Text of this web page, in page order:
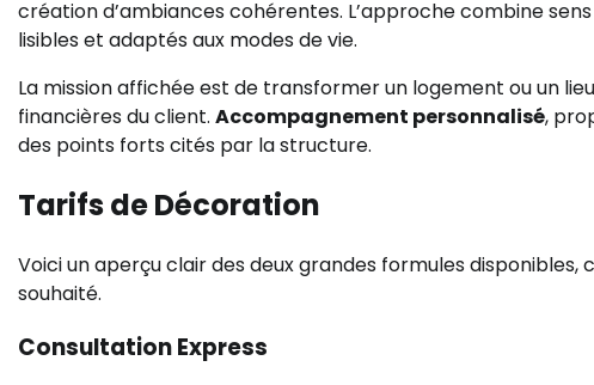
création d’ambiances cohérentes. L’approche combine
lisibles et adaptés aux modes de vie.
La mission affichée est de transformer un logement ou un
financières du client. Accompagnement personnalisé,
des points forts cités par la structure.
Tarifs de Décoration
Voici un aperçu clair des deux grandes formules
souhaité.
Consultation Express